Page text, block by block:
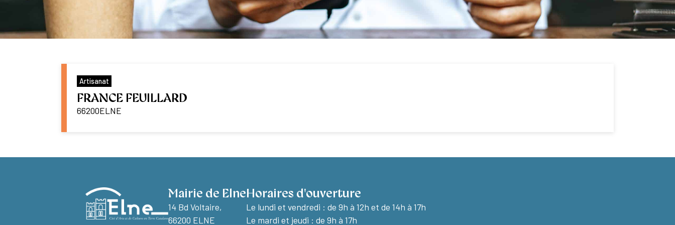
Artisanat
FRANCE FEUILLARD
66200ELNE
Mairie de Elne
14 Bd Voltaire,
66200 ELNE
Horaires d'ouverture
Le lundi et vendredi : de 9h à 12h et de 14h à 17h
Le mardi et jeudi : de 9h à 17h